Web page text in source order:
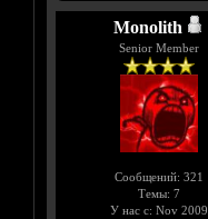
Monolith
Senior Member
Сообщений: 321
Темы: 7
У нас с: Nov 2009